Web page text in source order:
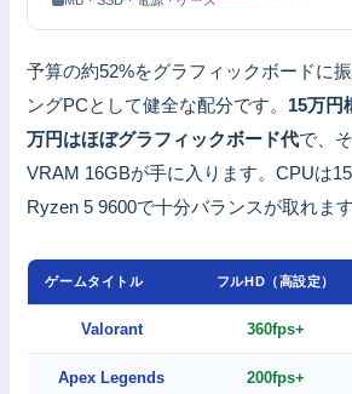
予算の約52%をグラフィックボードに
ングPCとして健全な配分です。 15万円
万円はほぼグラフィックボード代で、
VRAM 16GBが手に入ります。CPUは
Ryzen 5 9600で十分バランスが取れます
ゲームタイトル フルHD（高設定）
Valorant 360fps+
Apex Legends 200fps+